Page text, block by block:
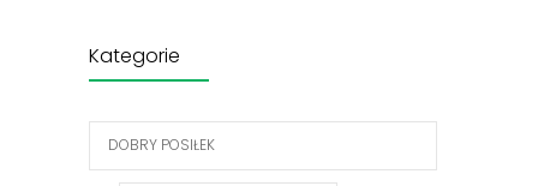
Kategorie
DOBRY POSIŁEK